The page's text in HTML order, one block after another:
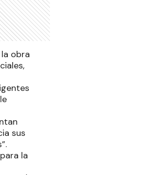
obra
sus
la